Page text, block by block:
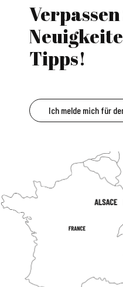
Tipps!
Ich melde mich für